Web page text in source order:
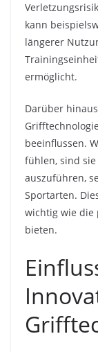
kann
längerer
ermöglicht.
Darüber
beeinflussen.
fühlen, sind
auszuführen,
Sportarten.
wichtig wie die
bieten.